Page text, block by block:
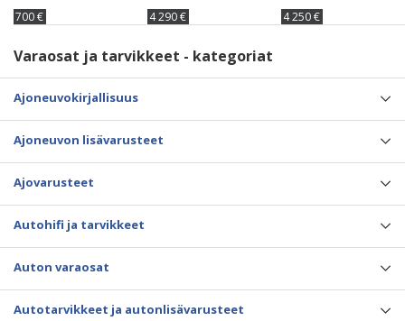
700 € 4 290 € 4 250 €
Varaosat ja tarvikkeet - kategoriat
Ajoneuvokirjallisuus
Ajoneuvon lisävarusteet
Ajovarusteet
Autohifi ja tarvikkeet
Auton varaosat
Autotarvikkeet ja autonlisävarusteet